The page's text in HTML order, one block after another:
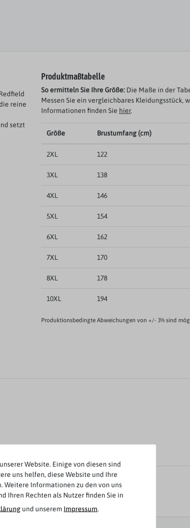
reine
setzt
Produktmaßtabelle
So ermitteln Sie Ihre Größe: Die Maße in der
Messen Sie ein vergleichbares Kleidungsstück,
Informationen finden Sie hier.
Größe Brustumfang (cm)
2XL 122
3XL 138
4XL 146
5XL 154
6XL 162
7XL 170
8XL 178
10XL 194
Produktionsbedingte Abweichungen von +/- 3% sind
werden geladen...
Website. Einige von diesen sind
uns helfen, diese Website und Ihre
Weitere Informationen zu den von uns
Ihren Rechten als Nutzer finden Sie in
und unserem Impressum.